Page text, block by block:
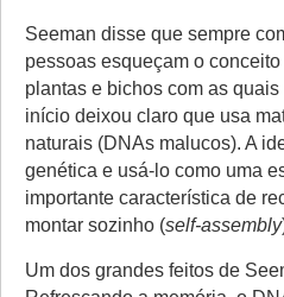
Seeman disse que sempre
pessoas esqueçam o
plantas e bichos com as
início deixou claro que usa
naturais (DNAs malucos). A
genética e usá-lo como uma
importante característica de
montar sozinho (self-assembly
Um dos grandes feitos de